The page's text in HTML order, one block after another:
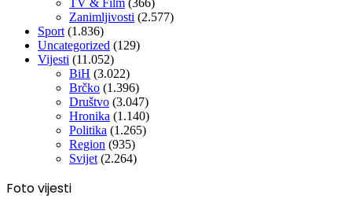
TV & Film (366)
Zanimljivosti (2.577)
Sport (1.836)
Uncategorized (129)
Vijesti (11.052)
BiH (3.022)
Brčko (1.396)
Društvo (3.047)
Hronika (1.140)
Politika (1.265)
Region (935)
Svijet (2.264)
Foto vijesti